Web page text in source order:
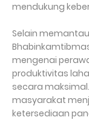
mendukung
Selain
mengenai
produktivitas
secara
masyarakat
ketersediaan